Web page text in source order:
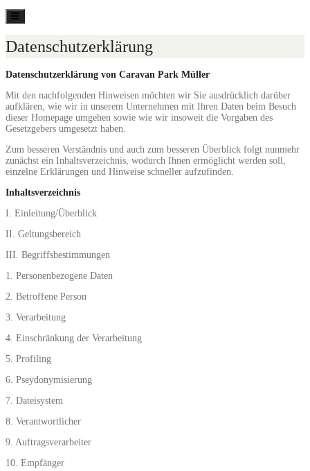
Toggle
navigation
Datenschutzerklärung
Datenschutzerklärung von Caravan Park Müller
Mit den nachfolgenden Hinweisen möchten wir Sie ausdrücklich darüber
aufklären, wie wir in unserem Unternehmen mit Ihren Daten beim Besuch
dieser Homepage umgehen sowie wie wir insoweit die Vorgaben des
Gesetzgebers umgesetzt haben.
Zum besseren Verständnis und auch zum besseren Überblick folgt nunmehr
zunächst ein Inhaltsverzeichnis, wodurch Ihnen ermöglicht werden soll,
einzelne Erklärungen und Hinweise schneller aufzufinden.
Inhaltsverzeichnis
I. Einleitung/Überblick
II. Geltungsbereich
III. Begriffsbestimmungen
1. Personenbezogene Daten
2. Betroffene Person
3. Verarbeitung
4. Einschränkung der Verarbeitung
5. Profiling
6. Pseydonymisierung
7. Dateisystem
8. Verantwortlicher
9. Auftragsverarbeiter
10. Empfänger